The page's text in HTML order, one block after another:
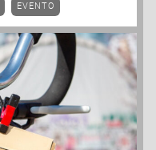
EVENTO